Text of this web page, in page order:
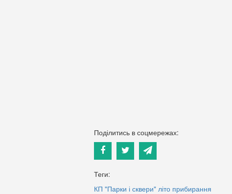
Поділитись в соцмережах:
Теги:
КП "Парки і сквери" літо прибирання